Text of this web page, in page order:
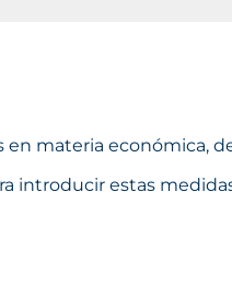
materia económica,
introducir estas